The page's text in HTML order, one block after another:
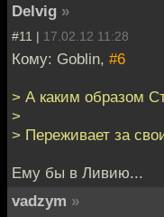
Delvig »
#11 | 17.02.12 11:28
Кому: Goblin, #6
> А каким образом
>
> Переживает за
Ему бы в Ливию...
vadzym »